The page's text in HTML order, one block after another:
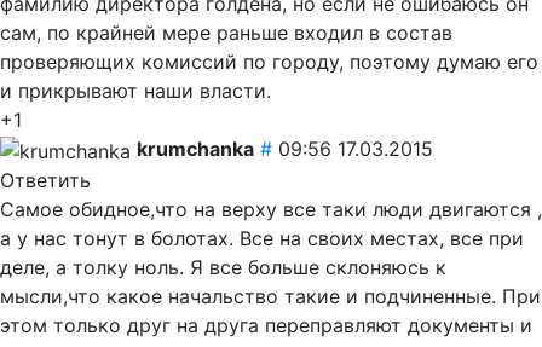
сам, по крайней мере раньше входил в состав
проверяющих комиссий по городу, поэтому думаю его
и прикрывают наши власти.
+1
krumchanka # 09:56 17.03.2015
Ответить
Самое обидное,что на верху все таки люди двигаются ,
а у нас тонут в болотах. Все на своих местах, все при
деле, а толку ноль. Я все больше склоняюсь к
мысли,что какое начальство такие и подчиненные. При
этом только друг на друга переправляют документы и